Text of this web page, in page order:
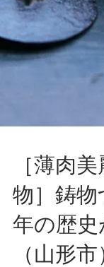
［薄肉
物］鋳物
年の歴